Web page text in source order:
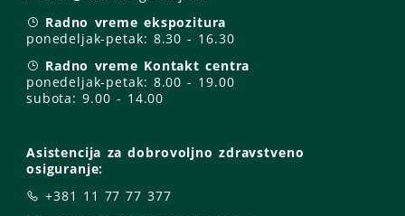
Radno vreme ekspozitura
ponedeljak-petak: 8.30 - 16.30
Radno vreme Kontakt centra
ponedeljak-petak: 8.00 - 19.00
subota: 9.00 - 14.00
Asistencija za dobrovoljno zdravstveno
osiguranje:
+381 11 77 77 377